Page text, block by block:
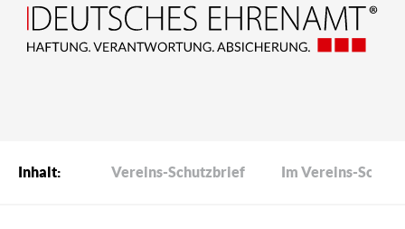
Inhalt: Vereins-Schutzbrief Im Vereins-